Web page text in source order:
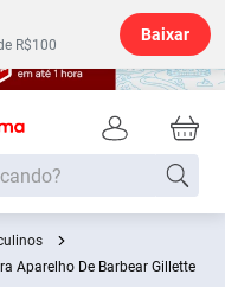
R$100
Baixar
Aparelho De Barbear Gillette